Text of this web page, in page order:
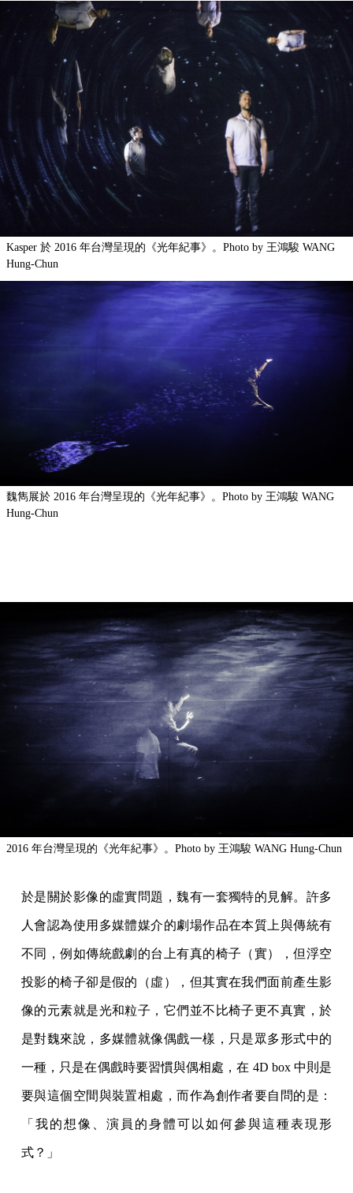
Kasper 於 2016 年台灣呈現的《光年紀事》。Photo by 王鴻駿 WANG
Hung-Chun
魏雋展於 2016 年台灣呈現的《光年紀事》。Photo by 王鴻駿 WANG
Hung-Chun
2016 年台灣呈現的《光年紀事》。Photo by 王鴻駿 WANG Hung-Chun
於是關於影像的虛實問題，魏有一套獨特的見解。許多
人會認為使用多媒體媒介的劇場作品在本質上與傳統有
不同，例如傳統戲劇的台上有真的椅子（實），但浮空
投影的椅子卻是假的（虛），但其實在我們面前產生影
像的元素就是光和粒子，它們並不比椅子更不真實，於
是對魏來說，多媒體就像偶戲一樣，只是眾多形式中的
一種，只是在偶戲時要習慣與偶相處，在 4D box 中則是
要與這個空間與裝置相處，而作為創作者要自問的是：
「我的想像、演員的身體可以如何參與這種表現形
式？」